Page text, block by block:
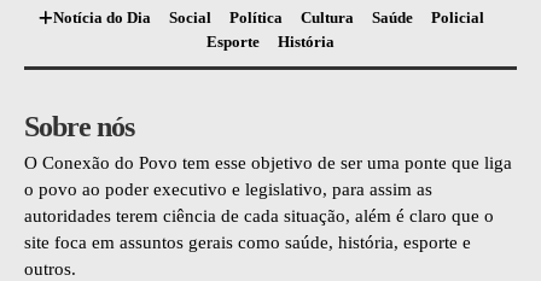
Notícia do Dia Social Política Cultura Saúde
Policial
Esporte
História
Sobre nós
O Conexão do Povo tem esse objetivo de ser uma ponte que liga
o povo ao poder executivo e legislativo, para assim as
autoridades terem ciência de cada situação, além é claro que o
site foca em assuntos gerais como saúde, história, esporte e
outros.